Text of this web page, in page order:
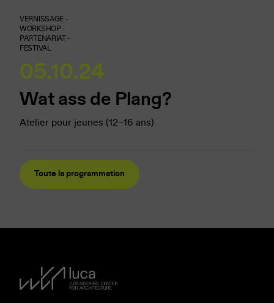
VERNISSAGE -
WORKSHOP -
PARTENARIAT -
FESTIVAL
05.10.24
Wat ass de Plang?
Atelier pour jeunes (12–16 ans)
Toute la programmation